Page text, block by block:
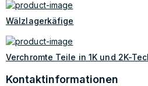
Wälzlagerkäfige
Verchromte Teile in 1K und 2K-
Kontaktinformationen